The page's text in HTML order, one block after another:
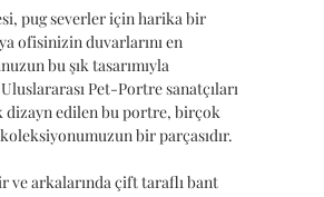
pug severler için harika bir
ofisinizin duvarlarını en
bu şık tasarımıyla
Pet-Portre sanatçıları
dizayn edilen bu portre, birçok
bir parçasıdır.
arkalarında çift taraflı bant